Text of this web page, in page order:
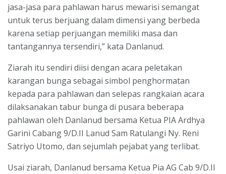
jasa-jasa para pahlawan harus mewarisi semangat
untuk terus berjuang dalam dimensi yang berbeda
karena setiap perjuangan memiliki masa dan
tantangannya tersendiri,” kata Danlanud.
Ziarah itu sendiri diisi dengan acara peletakan
karangan bunga sebagai simbol penghormatan
kepada para pahlawan dan selepas rangkaian acara
dilaksanakan tabur bunga di pusara beberapa
pahlawan oleh Danlanud bersama Ketua PIA Ardhya
Garini Cabang 9/D.II Lanud Sam Ratulangi Ny. Reni
Satriyo Utomo, dan sejumlah pejabat yang terlibat.
Usai ziarah, Danlanud bersama Ketua Pia AG Cab 9/D.II